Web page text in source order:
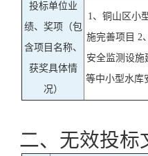
投标单位业
绩、奖项（包
含项目名称、
获奖具体情
况）
1、铜山区小
施完善项目 2
安全监测设施
等中小型水库
二、无效投标